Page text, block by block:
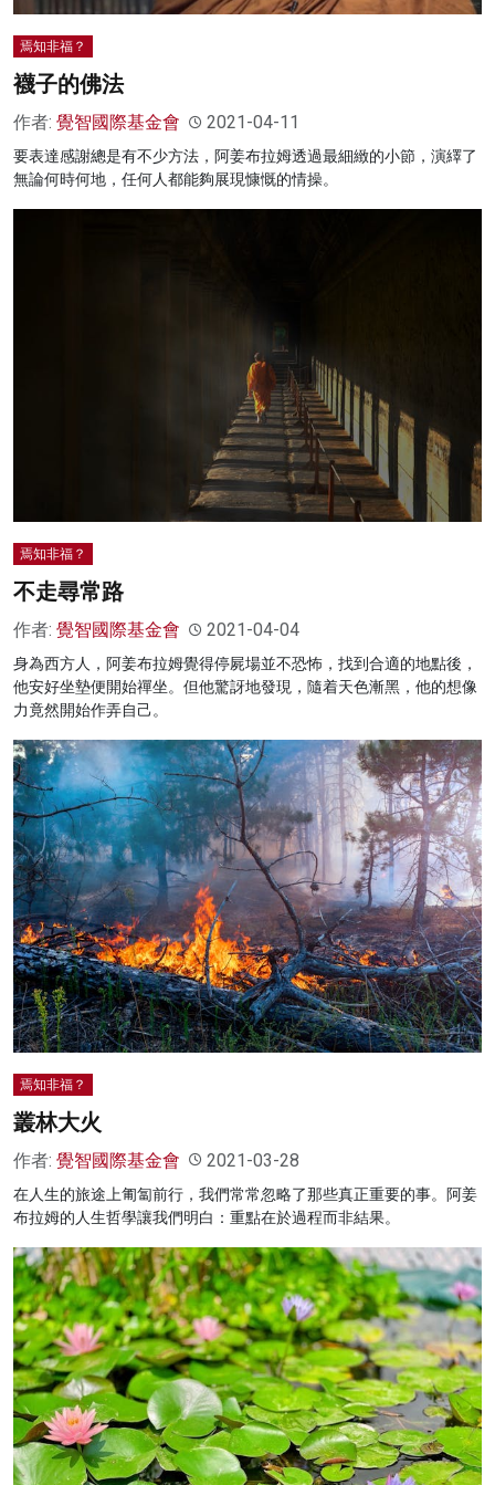
焉知非福？
襪子的佛法
作者: 覺智國際基金會 2021-04-11
要表達感謝總是有不少方法，阿姜布拉姆透過最細緻的小節，演繹了
無論何時何地，任何人都能夠展現慷慨的情操。
焉知非福？
不走尋常路
作者: 覺智國際基金會 2021-04-04
身為西方人，阿姜布拉姆覺得停屍場並不恐怖，找到合適的地點後，
他安好坐墊便開始禪坐。但他驚訝地發現，隨着天色漸黑，他的想像
力竟然開始作弄自己。
焉知非福？
叢林大火
作者: 覺智國際基金會 2021-03-28
在人生的旅途上匍匐前行，我們常常忽略了那些真正重要的事。阿姜
布拉姆的人生哲學讓我們明白：重點在於過程而非結果。